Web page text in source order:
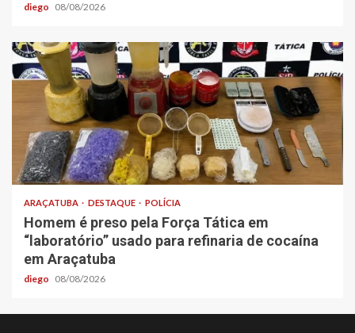
diego 08/08/2026
ARAÇATUBA DESTAQUE POLÍCIA
Homem é preso pela Força Tática em
“laboratório” usado para refinaria de cocaína
em Araçatuba
diego 08/08/2026